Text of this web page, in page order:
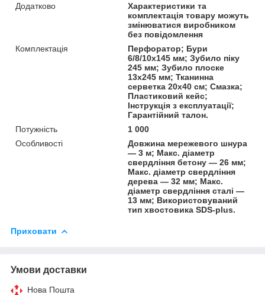
Додатково
Характеристики та
комплектація товару можуть
змінюватися виробником
без повідомлення
Комплектація
Перфоратор; Бури
6/8/10х145 мм; Зубило піку
245 мм; Зубило плоске
13х245 мм; Тканинна
серветка 20х40 см; Смазка;
Пластиковий кейс;
Інструкція з експлуатації;
Гарантійний талон.
Потужність
1 000
Особливості
Довжина мережевого шнура
— 3 м; Макс. діаметр
свердління бетону — 26 мм;
Макс. діаметр свердління
дерева — 32 мм; Макс.
діаметр свердління сталі —
13 мм; Використовуваний
тип хвостовика SDS-plus.
Приховати
Умови доставки
Нова Пошта